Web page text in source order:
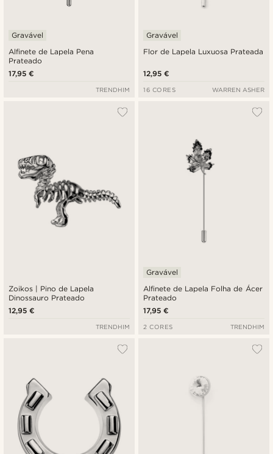
Alfinete de Lapela Pena
Prateado
Gravável
17,95 €
TRENDHIM
Flor de Lapela Luxuosa Prateada
Gravável
12,95 €
16 CORES WARREN ASHER
Zoikos | Pino de Lapela
Dinossauro Prateado
12,95 €
TRENDHIM
Alfinete de Lapela Folha de Ácer
Prateado
Gravável
17,95 €
2 CORES TRENDHIM